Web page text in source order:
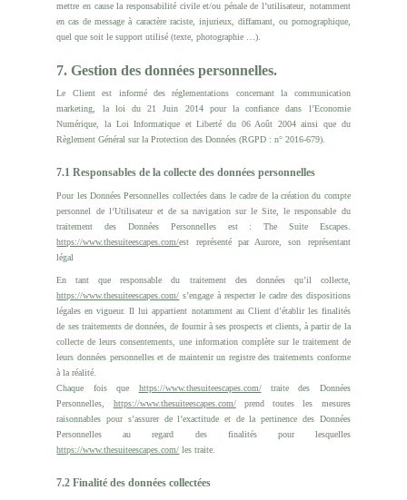
mettre en cause la responsabilité civile et/ou pénale de l’utilisateur, notamment
en cas de message à caractère raciste, injurieux, diffamant, ou pornographique,
quel que soit le support utilisé (texte, photographie …).
7. Gestion des données personnelles.
Le Client est informé des réglementations concernant la communication
marketing, la loi du 21 Juin 2014 pour la confiance dans l’Economie
Numérique, la Loi Informatique et Liberté du 06 Août 2004 ainsi que du
Règlement Général sur la Protection des Données (RGPD : n° 2016-679).
7.1 Responsables de la collecte des données personnelles
Pour les Données Personnelles collectées dans le cadre de la création du compte
personnel de l’Utilisateur et de sa navigation sur le Site, le responsable du
traitement des Données Personnelles est : The Suite Escapes.
https://www.thesuiteescapes.com/est représenté par Aurore, son représentant
légal
En tant que responsable du traitement des données qu’il collecte,
https://www.thesuiteescapes.com/ s’engage à respecter le cadre des dispositions
légales en vigueur. Il lui appartient notamment au Client d’établir les finalités
de ses traitements de données, de fournir à ses prospects et clients, à partir de la
collecte de leurs consentements, une information complète sur le traitement de
leurs données personnelles et de maintenir un registre des traitements conforme
à la réalité.
Chaque fois que https://www.thesuiteescapes.com/traite des Données
Personnelles, https://www.thesuiteescapes.com/prend toutes les mesures
raisonnables pour s’assurer de l’exactitude et de la pertinence des Données
Personnelles au regard des finalités pour lesquelles
https://www.thesuiteescapes.com/ les traite.
7.2 Finalité des données collectées